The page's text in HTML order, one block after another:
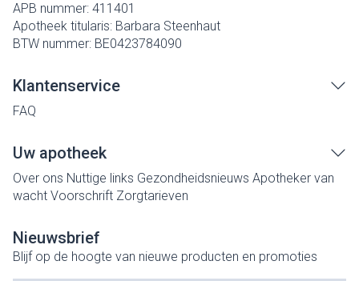
APB nummer: 411401
Apotheek titularis: Barbara Steenhaut
BTW nummer: BE0423784090
Klantenservice
FAQ
Uw apotheek
Over ons Nuttige links Gezondheidsnieuws Apotheker van
wacht Voorschrift Zorgtarieven
Nieuwsbrief
Blijf op de hoogte van nieuwe producten en promoties